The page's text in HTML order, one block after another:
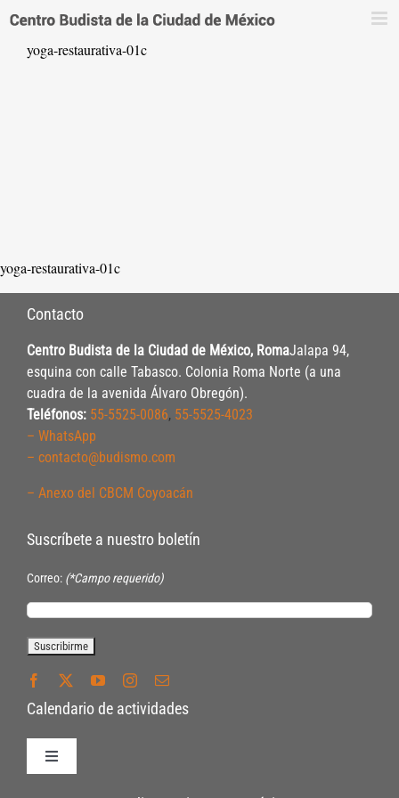
contenidoyoga-restaurativa-01c
yoga-restaurativa-01c
Contacto
Centro Budista de la Ciudad de México, RomaJalapa 94,
esquina con calle Tabasco. Colonia Roma Norte (a una
cuadra de la avenida Álvaro Obregón).
Teléfonos: 55-5525-0086, 55-5525-4023
– WhatsApp
– contacto@budismo.com
– Anexo del CBCM Coyoacán
Suscríbete a nuestro boletín
Correo: (*Campo requerido)
Calendario de actividades
Toggle